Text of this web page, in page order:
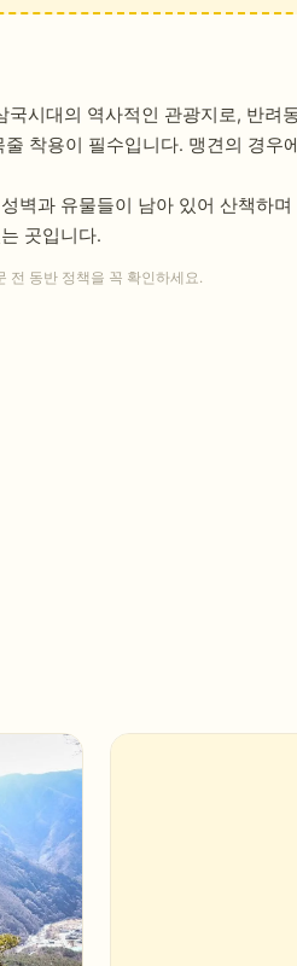
시대의 역사적인 관광지로, 반
착용이 필수입니다. 맹견의 경
벽과 유물들이 남아 있어 산책하
곳입니다.
전 동반 정책을 꼭 확인하세요.